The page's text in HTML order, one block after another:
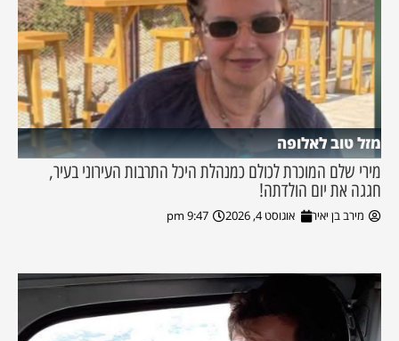
מזל טוב לאלופה
מירי שלם המוכרת לכולם כמנהלת היכל התרבות העירוני בעיר,
חגגה את יום הולדתה!
מירב בן יאיר אוגוסט 4, 2026 9:47 pm